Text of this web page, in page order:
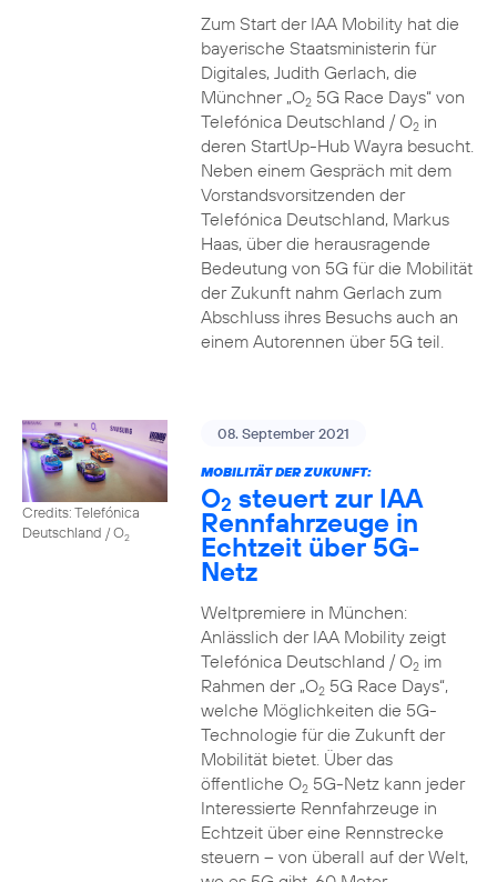
Zum Start der IAA Mobility hat die
bayerische Staatsministerin für
Digitales, Judith Gerlach, die
Münchner „O25G Race Days“ von
Telefónica Deutschland / O2in
deren StartUp-Hub Wayra besucht.
Neben einem Gespräch mit dem
Vorstandsvorsitzenden der
Telefónica Deutschland, Markus
Haas, über die herausragende
Bedeutung von 5G für die Mobilität
der Zukunft nahm Gerlach zum
Abschluss ihres Besuchs auch an
einem Autorennen über 5G teil.
Credits: Telefónica
Deutschland / O2
08. September 2021
MOBILITÄT DER ZUKUNFT:
O2 steuert zur IAA
Rennfahrzeuge in
Echtzeit über 5G-
Netz
Weltpremiere in München:
Anlässlich der IAA Mobility zeigt
Telefónica Deutschland / O2im
Rahmen der „O25G Race Days“,
welche Möglichkeiten die 5G-
Technologie für die Zukunft der
Mobilität bietet. Über das
öffentliche O25G-Netz kann jeder
Interessierte Rennfahrzeuge in
Echtzeit über eine Rennstrecke
steuern – von überall auf der Welt,